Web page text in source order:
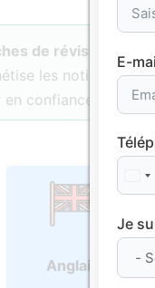
de révision
les notions
confiance.
Anglais
E-
Je